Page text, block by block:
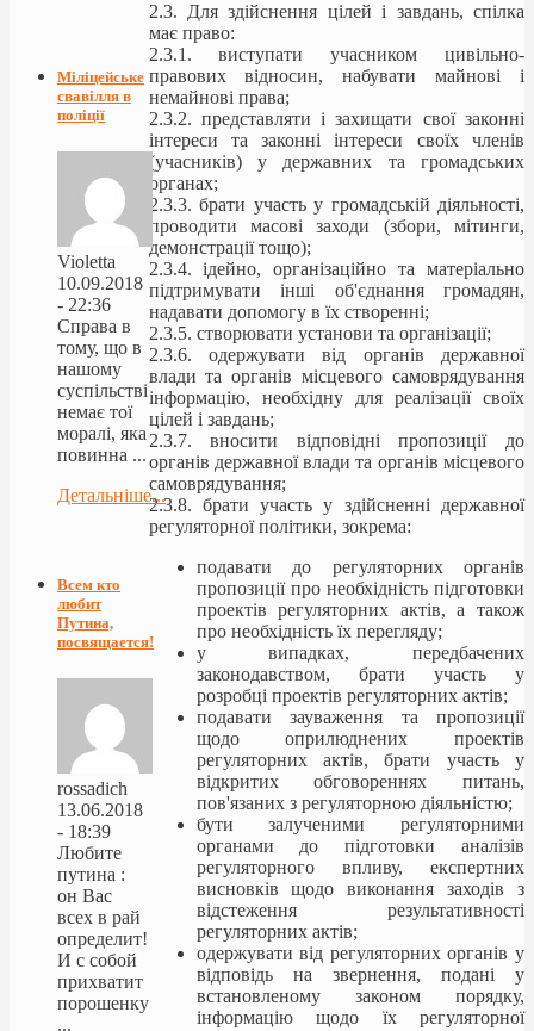
2.3. Для здійснення цілей і завдань, спілка
має право:
2.3.1. виступати учасником цивільно-
правових відносин, набувати майнові і
немайнові права;
2.3.2. представляти і захищати свої законні
інтереси та законні інтереси своїх членів
(учасників) у державних та громадських
органах;
2.3.3. брати участь у громадській діяльності,
проводити масові заходи (збори, мітинги,
демонстрації тощо);
2.3.4. ідейно, організаційно та матеріально
підтримувати інші об'єднання громадян,
надавати допомогу в їх створенні;
2.3.5. створювати установи та організації;
2.3.6. одержувати від органів державної
влади та органів місцевого самоврядування
інформацію, необхідну для реалізації своїх
цілей і завдань;
2.3.7. вносити відповідні пропозиції до
органів державної влади та органів місцевого
самоврядування;
2.3.8. брати участь у здійсненні державної
регуляторної політики, зокрема:
подавати до регуляторних органів
пропозиції про необхідність підготовки
проектів регуляторних актів, а також
про необхідність їх перегляду;
у випадках, передбачених
законодавством, брати участь у
розробці проектів регуляторних актів;
подавати зауваження та пропозиції
щодо оприлюднених проектів
регуляторних актів, брати участь у
відкритих обговореннях питань,
пов'язаних з регуляторною діяльністю;
бути залученими регуляторними
органами до підготовки аналізів
регуляторного впливу, експертних
висновків щодо виконання заходів з
відстеження результативності
регуляторних актів;
одержувати від регуляторних органів у
відповідь на звернення, подані у
встановленому законом порядку,
інформацію щодо їх регуляторної
Міліцейське
свавілля в
поліції
Violetta
10.09.2018
- 22:36
Справа в
тому, що в
нашому
суспільстві
немає тої
моралі, яка
повинна ...
Детальніше...
Всем кто
любит
Путина,
посвящается!
rossadich
13.06.2018
- 18:39
Любите
путина :
он Вас
всех в рай
определит!
И с собой
прихватит
порошенку
...